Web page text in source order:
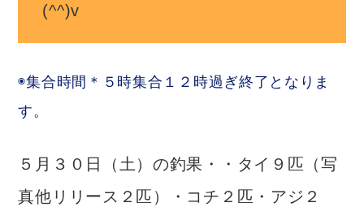
(^^)v
◉集合時間＊５時集合１２時過ぎ終了となりま
す。
５月３０日（土）の釣果・・タイ９匹（写
真他リリース２匹）・コチ２匹・アジ２